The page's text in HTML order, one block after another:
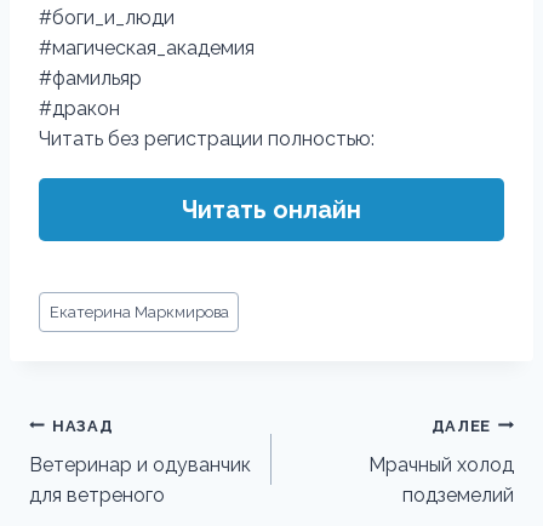
#боги_и_люди
#магическая_академия
#фамильяр
#дракон
Читать без регистрации полностью:
Читать онлайн
Метки
записи:
Екатерина Маркмирова
Навигация
по
записям
НАЗАД
Ветеринар и одуванчик
для ветреного
ДАЛЕЕ
Мрачный холод
подземелий